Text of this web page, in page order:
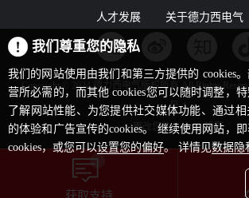
人才发展
关于德力西电气
Copyright © 2024 德力西电气版权所有 All Rights
号-1
更改您的 cookies 设置
我们尊重您的隐私
我们的网站使用由我们和第三方提供的 cookies
营所必需的，而其他 cookies您可以随时调整，
了解网站性能、为您提供社交媒体功能、通过
的体验和广告宣传的cookies。 继续使用网站，
cookies，或您可以设置您的偏好。 详情见数据隐